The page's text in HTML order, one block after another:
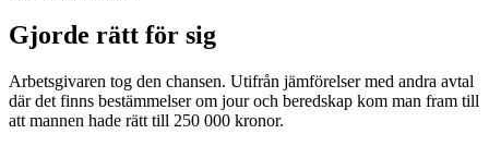
Gjorde rätt för sig
Arbetsgivaren tog den chansen. Utifrån jämförelser med andra avtal
där det finns bestämmelser om jour och beredskap kom man fram till
att mannen hade rätt till 250 000 kronor.